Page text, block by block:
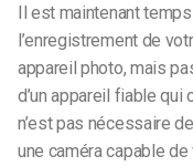
Il est maintenant
l’enregistrement de
appareil photo, mais
d’un appareil fiable
n’est pas nécessaire
une caméra capable